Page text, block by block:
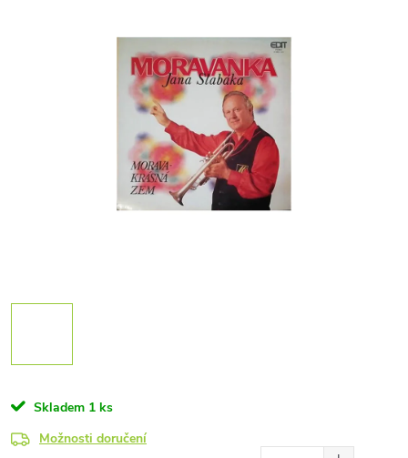
Skladem 1 ks
Možnosti doručení